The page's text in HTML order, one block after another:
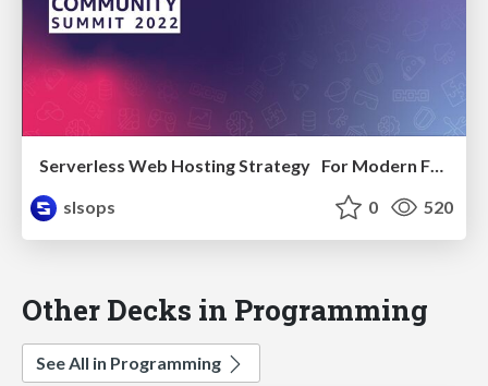
Serverless Web Hosting Strategy For Modern Front-end Application
slsops
0 520
Other Decks in Programming
See All in Programming